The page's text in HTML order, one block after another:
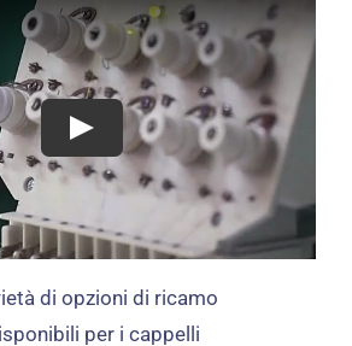
di opzioni di ricamo
per i cappelli